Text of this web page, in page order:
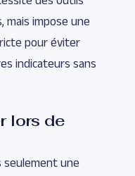
mais impose une
pour éviter
indicateurs sans
lors de
seulement une